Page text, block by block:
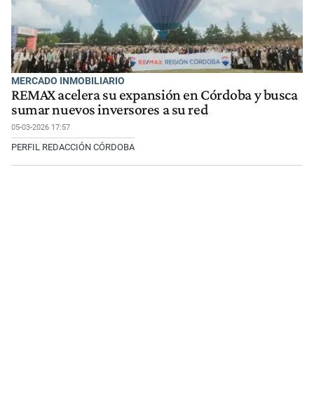
MERCADO INMOBILIARIO
REMAX acelera su expansión en Córdoba y busca
sumar nuevos inversores a su red
05-03-2026 17:57
PERFIL REDACCIÓN CÓRDOBA